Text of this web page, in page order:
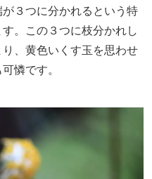
３つに分かれるという特
。この３つに枝分かれし
、黄色いくす玉を思わせ
憐です。